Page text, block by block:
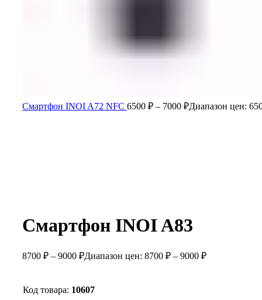
Смартфон INOI A72 NFC 6500 ₽ – 7000 ₽Диапазон цен:
Смартфон INOI A83
8700 ₽ – 9000 ₽Диапазон цен: 8700 ₽ – 9000 ₽
Код товара: 10607